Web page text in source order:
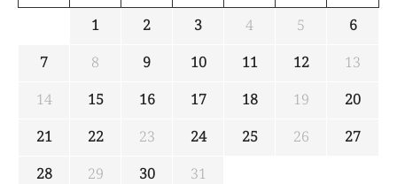
1 2 3 4 5
6
7
8 9 10 11 12
13
14
15 16 17 18 19
20
21
22 23 24 25 26
27
28
29 30
31